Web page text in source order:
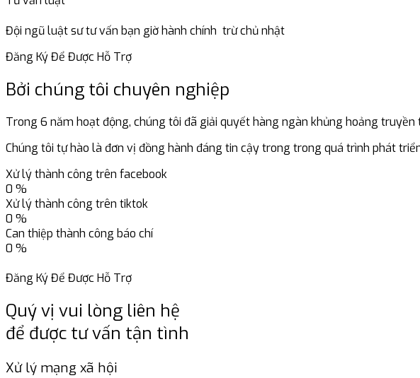
Đội ngũ luật sư tư vấn bạn giờ hành chính trừ chủ nhật
Đăng Ký Để Được Hỗ Trợ
Bởi chúng tôi chuyên nghiệp
Trong 6 năm hoạt động, chúng tôi đã giải quyết hàng ngàn khủng hoảng
Chúng tôi tự hào là đơn vị đồng hành đáng tin cậy trong trong quá trình phát
Xử lý thành công trên facebook
0 %
Xử lý thành công trên tiktok
0 %
Can thiệp thành công báo chí
0 %
Đăng Ký Để Được Hỗ Trợ
Quý vị vui lòng liên hệ
để được tư vấn tận tình
Xử lý mạng xã hội